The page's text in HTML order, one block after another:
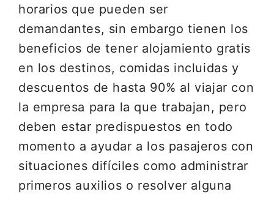
horarios que pueden ser
demandantes, sin embargo tienen los
beneficios de tener alojamiento gratis
en los destinos, comidas incluidas y
descuentos de hasta 90% al viajar con
la empresa para la que trabajan, pero
deben estar predispuestos en todo
momento a ayudar a los pasajeros con
situaciones difíciles como administrar
primeros auxilios o resolver alguna